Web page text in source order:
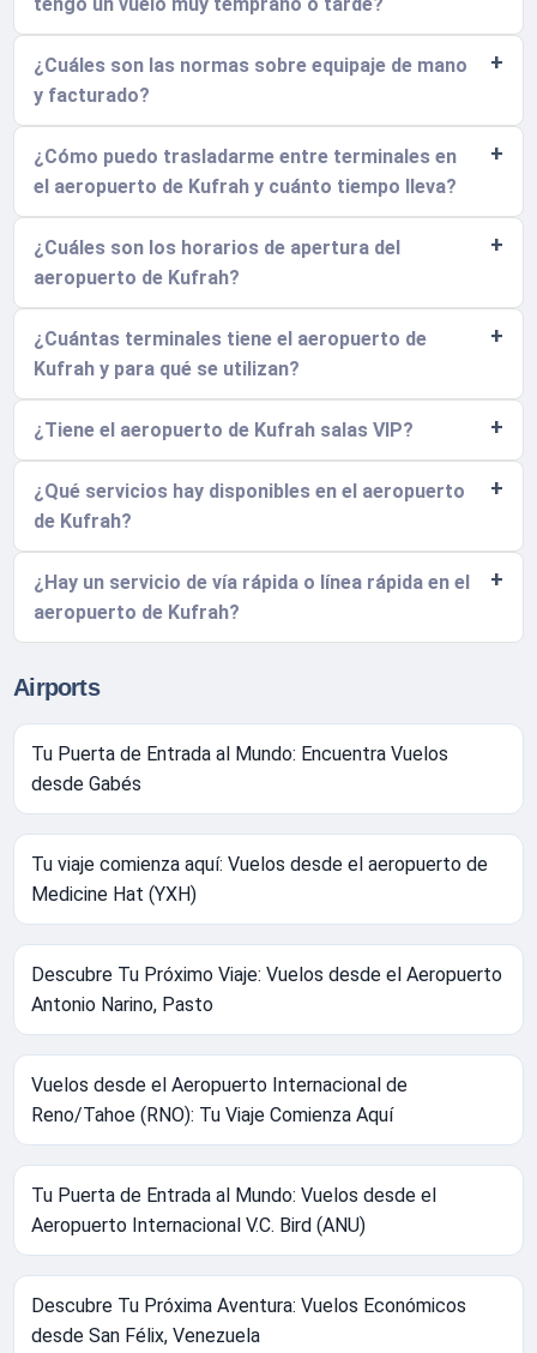
tengo un vuelo muy temprano o tarde?
¿Cuáles son las normas sobre equipaje de mano
y facturado?
¿Cómo puedo trasladarme entre terminales en
el aeropuerto de Kufrah y cuánto tiempo lleva?
¿Cuáles son los horarios de apertura del
aeropuerto de Kufrah?
¿Cuántas terminales tiene el aeropuerto de
Kufrah y para qué se utilizan?
¿Tiene el aeropuerto de Kufrah salas VIP?
¿Qué servicios hay disponibles en el aeropuerto
de Kufrah?
¿Hay un servicio de vía rápida o línea rápida en el
aeropuerto de Kufrah?
Airports
Tu Puerta de Entrada al Mundo: Encuentra Vuelos
desde Gabés
Tu viaje comienza aquí: Vuelos desde el aeropuerto de
Medicine Hat (YXH)
Descubre Tu Próximo Viaje: Vuelos desde el Aeropuerto
Antonio Narino, Pasto
Vuelos desde el Aeropuerto Internacional de
Reno/Tahoe (RNO): Tu Viaje Comienza Aquí
Tu Puerta de Entrada al Mundo: Vuelos desde el
Aeropuerto Internacional V.C. Bird (ANU)
Descubre Tu Próxima Aventura: Vuelos Económicos
desde San Félix, Venezuela